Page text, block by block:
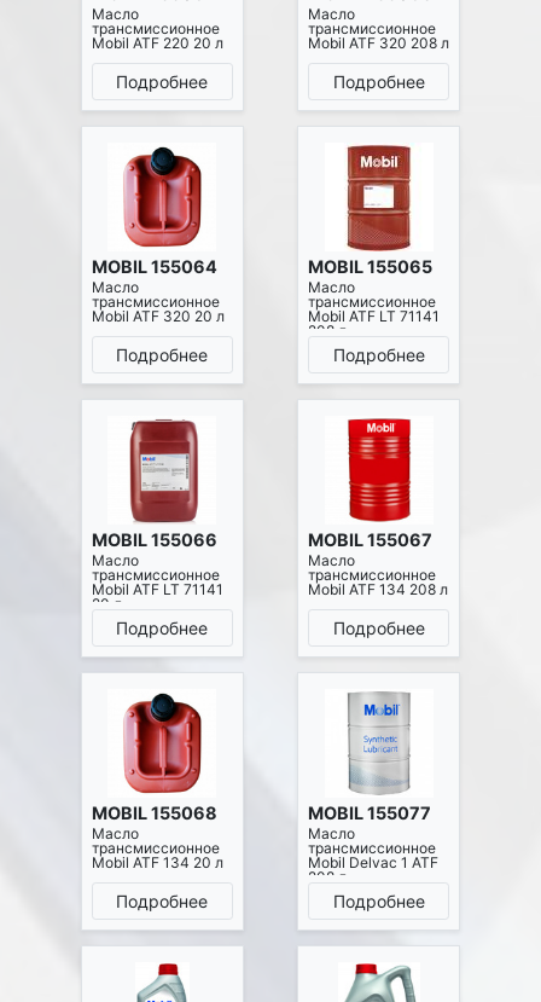
Масло
трансмиссионное
Mobil ATF 220 20 л
Подробнее
Масло
трансмиссионное
Mobil ATF 320 208 л
Подробнее
MOBIL 155064
Масло
трансмиссионное
Mobil ATF 320 20 л
Подробнее
MOBIL 155065
Масло
трансмиссионное
Mobil ATF LT 71141
208 л
Подробнее
MOBIL 155066
Масло
трансмиссионное
Mobil ATF LT 71141
20 л
Подробнее
MOBIL 155067
Масло
трансмиссионное
Mobil ATF 134 208 л
Подробнее
MOBIL 155068
Масло
трансмиссионное
Mobil ATF 134 20 л
Подробнее
MOBIL 155077
Масло
трансмиссионное
Mobil Delvac 1 ATF
208 л
Подробнее